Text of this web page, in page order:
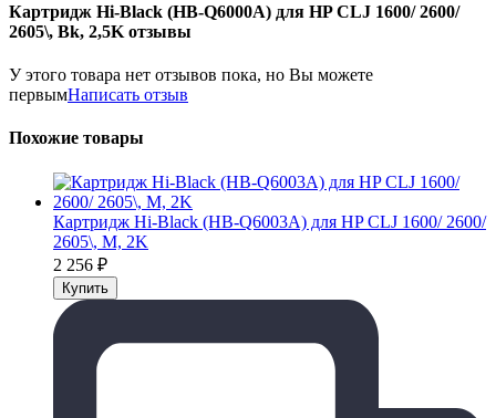
Картридж Hi-Black (HB-Q6000A) для HP CLJ 1600/ 2600/
2605\, Bk, 2,5K отзывы
У этого товара нет отзывов пока, но Вы можете
первымНаписать отзыв
Похожие товары
Картридж Hi-Black (HB-Q6003A) для HP CLJ 1600/ 2600/
2605\, M, 2K
2 256 ₽